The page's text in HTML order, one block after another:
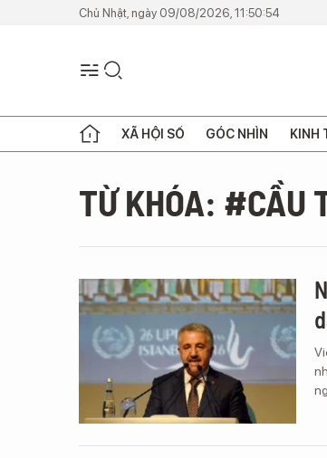
Chủ Nhật, ngày 09/08/2026, 11:50:54
XÃ HỘI SỐ GÓC NHÌN KINH
TỪ KHÓA: #CẦU